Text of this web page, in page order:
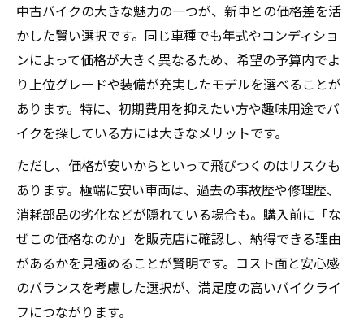
方
価格差から読み解く中古バイクの賢い活用法
バイク中古の価格差を活かす選択の工夫
バイク中古でコスパ重視の賢い買い方とは
バイク中古と新車の価格比較で分かる得な
バイク中古購入時に重視したいコスト管理
バイク中古活用のメリットデメリットを整
理
中古バイクの大きな魅力の一つが、新車との価格差を活
かした賢い選択です。同じ車種でも年式やコンディショ
ンによって価格が大きく異なるため、希望の予算内でよ
り上位グレードや装備が充実したモデルを選べることが
あります。特に、初期費用を抑えたい方や趣味用途でバ
イクを探している方には大きなメリットです。
ただし、価格が安いからといって飛びつくのはリスクも
あります。極端に安い車両は、過去の事故歴や修理歴、
消耗部品の劣化などが隠れている場合も。購入前に「な
ぜこの価格なのか」を販売店に確認し、納得できる理由
があるかを見極めることが賢明です。コスト面と安心感
のバランスを考慮した選択が、満足度の高いバイクライ
フにつながります。